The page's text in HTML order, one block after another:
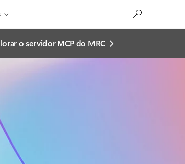
o servidor MCP do MRC